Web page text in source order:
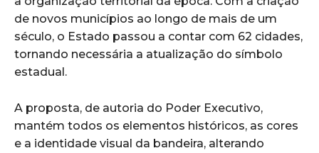
de novos municípios ao longo de mais de um
século, o Estado passou a contar com 62 cidades,
tornando necessária a atualização do símbolo
estadual.
A proposta, de autoria do Poder Executivo,
mantém todos os elementos históricos, as cores
e a identidade visual da bandeira, alterando